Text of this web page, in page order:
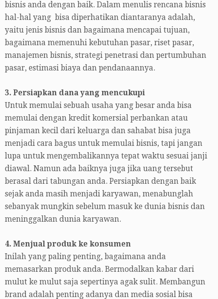
bisnis anda dengan baik. Dalam menulis rencana bisnis
hal-hal yang bisa diperhatikan diantaranya adalah,
yaitu jenis bisnis dan bagaimana mencapai tujuan,
bagaimana memenuhi kebutuhan pasar, riset pasar,
manajemen bisnis, strategi penetrasi dan pertumbuhan
pasar, estimasi biaya dan pendanaannya.
3. Persiapkan dana yang mencukupi
Untuk memulai sebuah usaha yang besar anda bisa
memulai dengan kredit komersial perbankan atau
pinjaman kecil dari keluarga dan sahabat bisa juga
menjadi cara bagus untuk memulai bisnis, tapi jangan
lupa untuk mengembalikannya tepat waktu sesuai janji
diawal. Namun ada baiknya juga jika uang tersebut
berasal dari tabungan anda. Persiapkan dengan baik
sejak anda masih menjadi karyawan, menabunglah
sebanyak mungkin sebelum masuk ke dunia bisnis dan
meninggalkan dunia karyawan.
4. Menjual produk ke konsumen
Inilah yang paling penting, bagaimana anda
memasarkan produk anda. Bermodalkan kabar dari
mulut ke mulut saja sepertinya agak sulit. Membangun
brand adalah penting adanya dan media sosial bisa